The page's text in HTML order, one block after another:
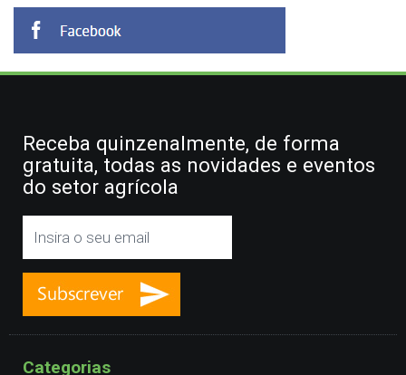
Receba quinzenalmente, de forma
gratuita, todas as novidades e eventos
do setor agrícola
Categorias